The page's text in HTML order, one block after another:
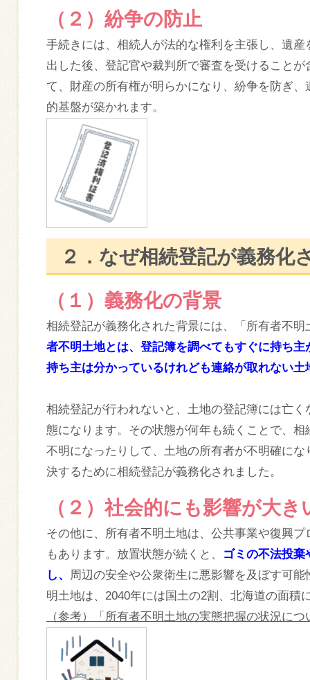
（２）紛争の防止
手続きには、相続人が法的な権利を主張し、遺
出した後、登記官や裁判所で審査を受けること
て、財産の所有権が明らかになり、紛争を防ぎ
的基盤が築かれます。
２．なぜ相続登記が義務化
（１）義務化の背景
相続登記が義務化された背景には、「所有者不
者不明土地とは、登記簿を調べてもすぐに持ち
持ち主は分かっているけれども連絡が取れない
相続登記が行われないと、土地の登記簿には亡
態になります。その状態が何年も続くことで、
不明になったりして、土地の所有者が不明確に
決するために相続登記が義務化されました。
（２）社会的にも影響が大き
その他に、所有者不明土地は、公共事業や復興
もあります。放置状態が続くと、
ゴミの不法投
し、
周辺の安全や公衆衛生に悪影響を及ぼす可
明土地は、2040年には国土の2割、北海道の面積
（参考）「所有者不明土地の実態把握の状況に